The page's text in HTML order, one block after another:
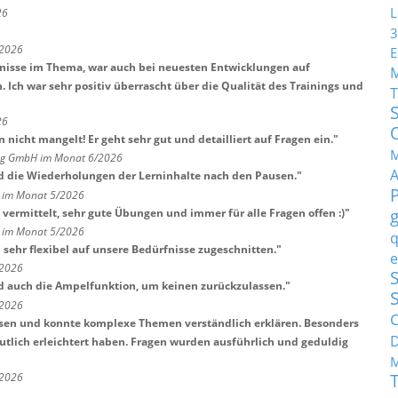
im Thema, war auch bei neuesten Entwicklungen auf
war sehr positiv überrascht über die Qualität des Trainings und
nicht mangelt! Er geht sehr gut und detailliert auf Fragen ein."
GmbH im Monat 6/2026
die Wiederholungen der Lerninhalte nach den Pausen."
im Monat 5/2026
sehr gute Übungen und immer für alle Fragen offen :)"
im Monat 5/2026
flexibel auf unsere Bedürfnisse zugeschnitten."
die Ampelfunktion, um keinen zurückzulassen."
und konnte komplexe Themen verständlich erklären. Besonders
erleichtert haben. Fragen wurden ausführlich und geduldig